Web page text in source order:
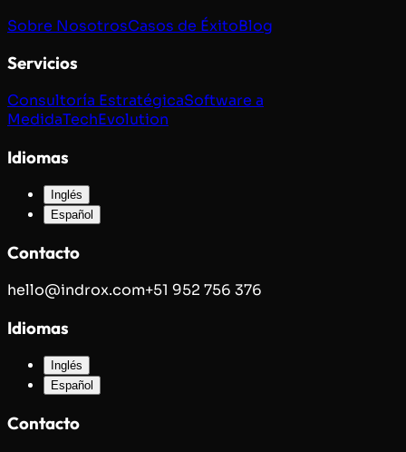
Sobre NosotrosCasos de ÉxitoBlog
Servicios
Consultoría EstratégicaSoftware a
MedidaTechEvolution
Idiomas
Inglés
Español
Contacto
hello@indrox.com+51 952 756 376
Idiomas
Inglés
Español
Contacto